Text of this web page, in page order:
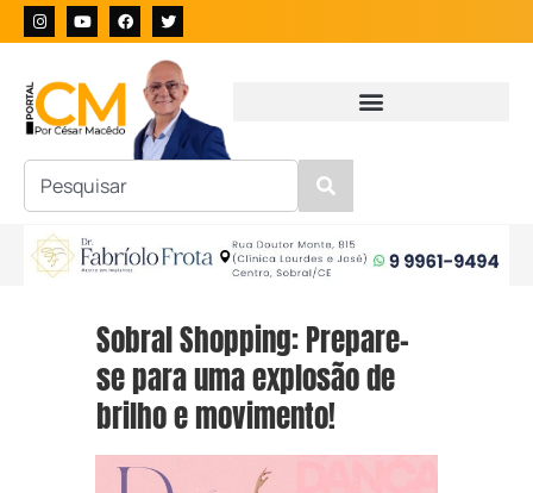
Sobral Shopping: Prepare-
se para uma explosão de
brilho e movimento!